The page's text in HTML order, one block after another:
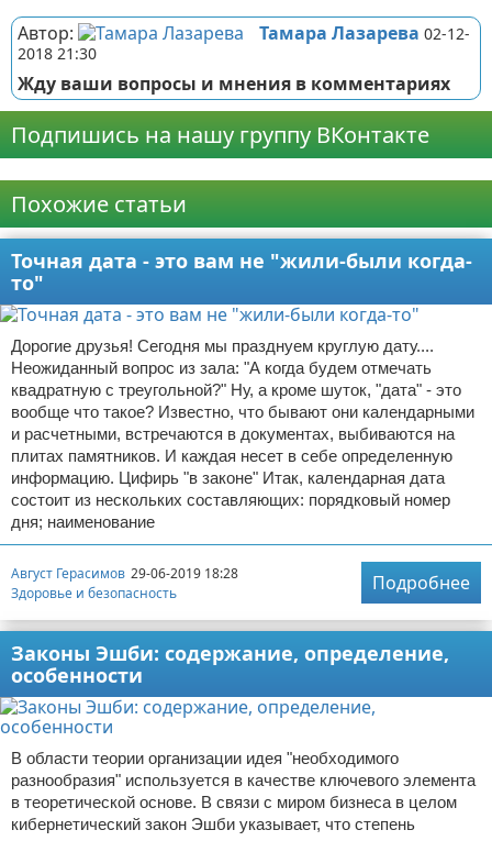
Автор: Тамара Лазарева 02-12-
2018 21:30
Жду ваши вопросы и мнения в комментариях
Подпишись на нашу группу ВКонтакте
Похожие статьи
Точная дата - это вам не "жили-были когда-
то"
Дорогие друзья! Сегодня мы празднуем круглую дату....
Неожиданный вопрос из зала: "А когда будем отмечать
квадратную с треугольной?" Ну, а кроме шуток, "дата" - это
вообще что такое? Известно, что бывают они календарными
и расчетными, встречаются в документах, выбиваются на
плитах памятников. И каждая несет в себе определенную
информацию. Цифирь "в законе" Итак, календарная дата
состоит из нескольких составляющих: порядковый номер
дня; наименование
Август Герасимов 29-06-2019 18:28
Здоровье и безопасность
Подробнее
Законы Эшби: содержание, определение,
особенности
В области теории организации идея "необходимого
разнообразия" используется в качестве ключевого элемента
в теоретической основе. В связи с миром бизнеса в целом
кибернетический закон Эшби указывает, что степень